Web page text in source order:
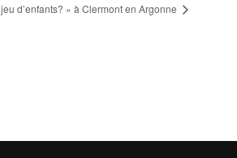
jeu d’enfants? » à Clermont en Argonne